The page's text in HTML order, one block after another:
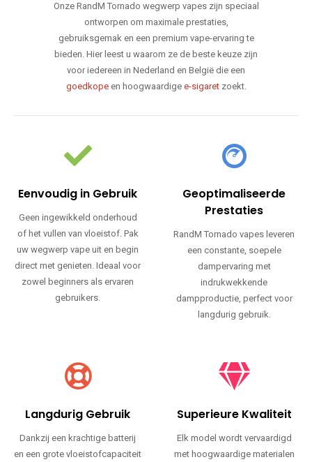
Onze RandM Tornado wegwerp vapes zijn speciaal
ontworpen om maximale prestaties,
gebruiksgemak en een premium vape-ervaring te
bieden. Hier leest u waarom ze de beste keuze zijn
voor iedereen in Nederland en België die een
goedkopeen hoogwaardige e-sigaretzoekt.
Eenvoudig in Gebruik
Geen ingewikkeld onderhoud
of het vullen van vloeistof. Pak
uw wegwerp vape uit en begin
direct met genieten. Ideaal voor
zowel beginners als ervaren
gebruikers.
Geoptimaliseerde
Prestaties
RandM Tornado vapes leveren
een constante, soepele
dampervaring met
indrukwekkende
dampproductie, perfect voor
langdurig gebruik.
Langdurig Gebruik
Dankzij een krachtige batterij
en een grote vloeistofcapaciteit
Superieure Kwaliteit
Elk model wordt vervaardigd
met hoogwaardige materialen